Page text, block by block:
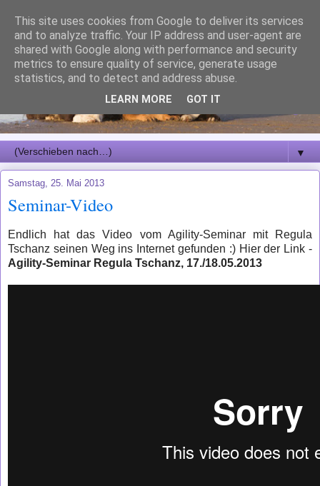
▼
Samstag, 25. Mai 2013
Seminar-Video
Endlich hat das Video vom Agility-Seminar mit Regula
Tschanz seinen Weg ins Internet gefunden :) Hier der Link -
Agility-Seminar Regula Tschanz, 17./18.05.2013
This site uses cookies from Google to deliver its services
and to analyze traffic. Your IP address and user-agent are
shared with Google along with performance and security
metrics to ensure quality of service, generate usage
statistics, and to detect and address abuse.
LEARN MORE GOT IT